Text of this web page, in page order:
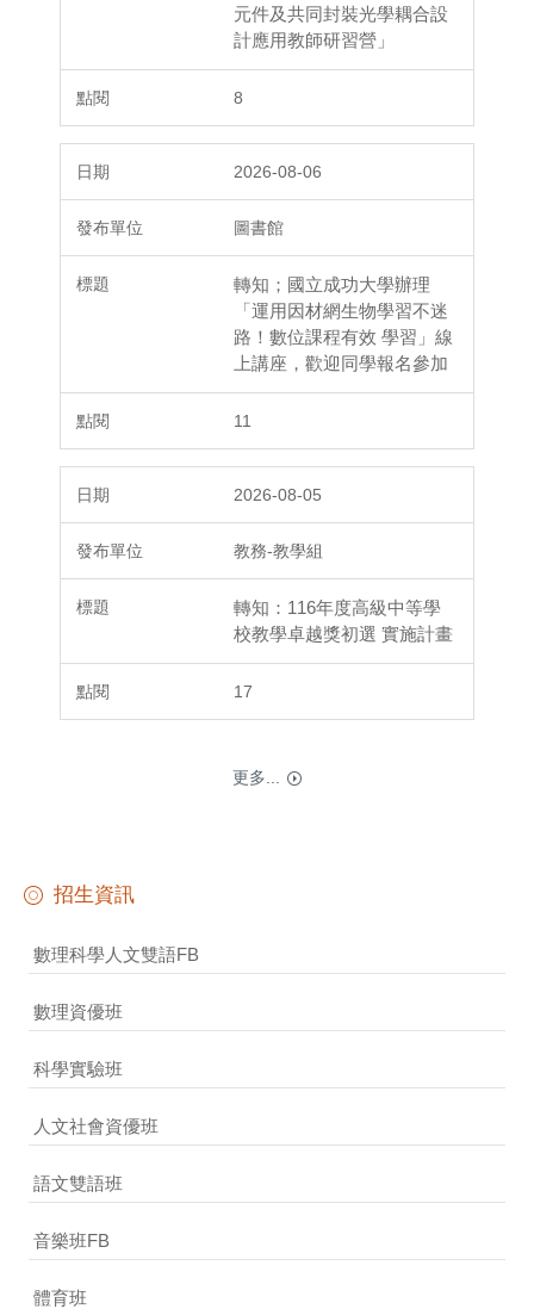
元件及共同封裝光學耦合設
計應用教師研習營」
8
2026-08-06
圖書館
轉知；國立成功大學辦理
「運用因材網生物學習不迷
路！數位課程有效 學習」線
上講座，歡迎同學報名參加
11
2026-08-05
教務-教學組
轉知：116年度高級中等學
校教學卓越獎初選 實施計畫
17
更多...
招生資訊
數理科學人文雙語FB
數理資優班
科學實驗班
人文社會資優班
語文雙語班
音樂班FB
體育班